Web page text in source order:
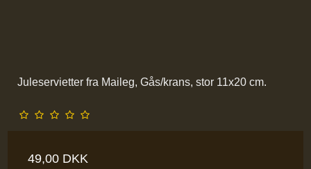
Juleservietter fra Maileg, Gås/krans, stor 11x20 cm.
49,00 DKK